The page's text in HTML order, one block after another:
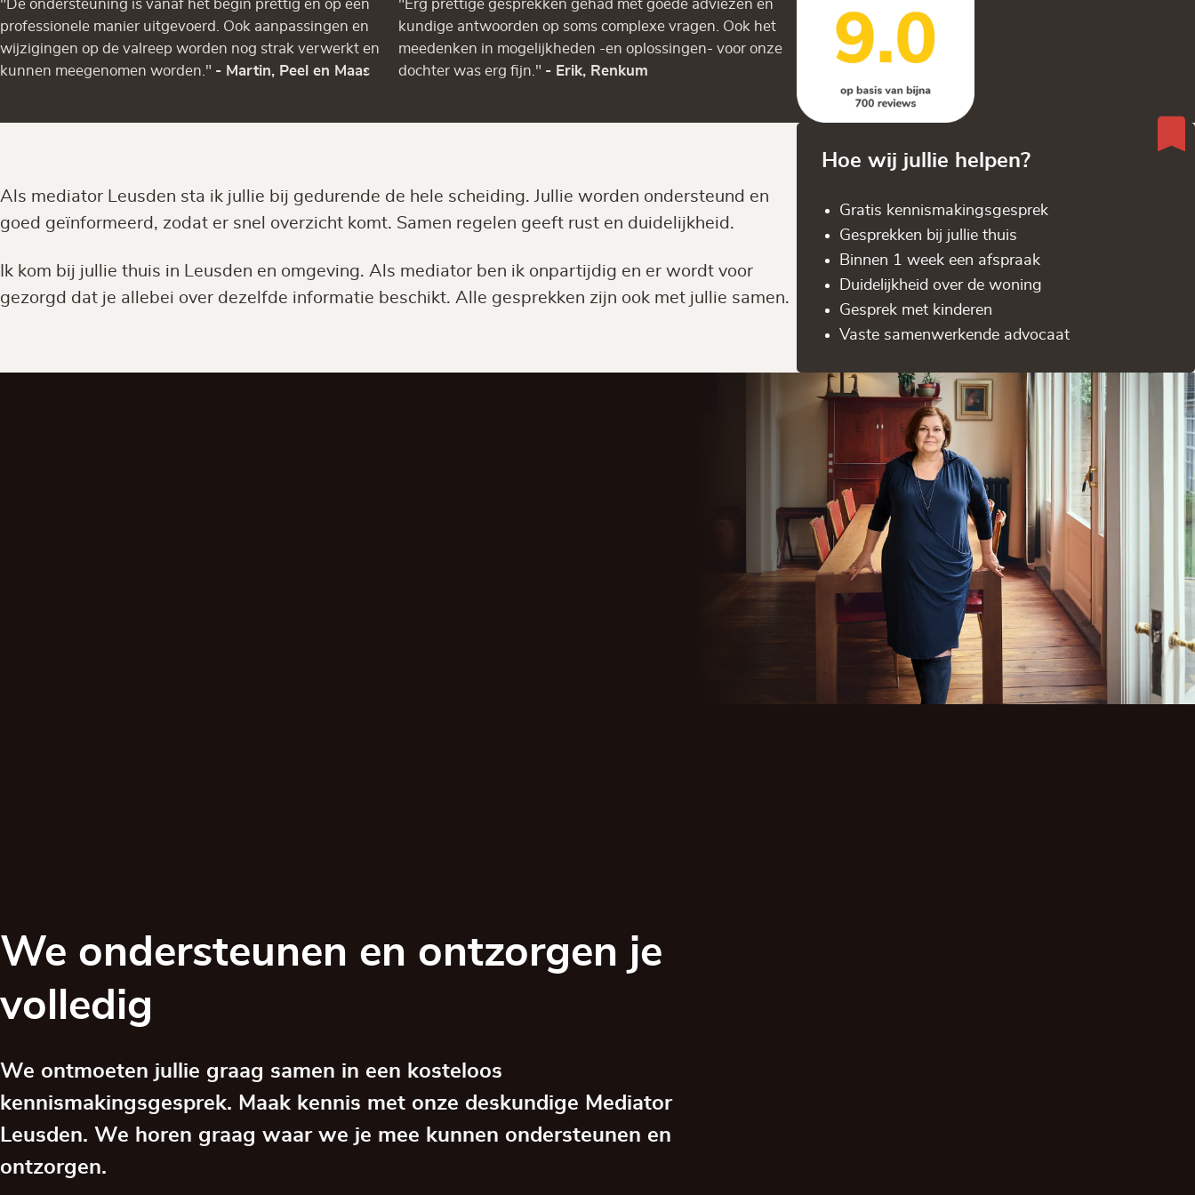
"De ondersteuning is vanaf het begin prettig en op een
professionele manier uitgevoerd. Ook aanpassingen en
wijzigingen op de valreep worden nog strak verwerkt en
kunnen meegenomen worden." - Martin, Peel en Maas
"Erg prettige gesprekken gehad met goede adviezen en
kundige antwoorden op soms complexe vragen. Ook het
meedenken in mogelijkheden -en oplossingen- voor onze
dochter was erg fijn." - Erik, Renkum
Als mediator Leusden sta ik jullie bij gedurende de hele scheiding. Jullie worden ondersteund en
goed geïnformeerd, zodat er snel overzicht komt. Samen regelen geeft rust en duidelijkheid.
Ik kom bij jullie thuis in Leusden en omgeving. Als mediator ben ik onpartijdig en er wordt voor
gezorgd dat je allebei over dezelfde informatie beschikt. Alle gesprekken zijn ook met jullie samen.
Hoe wij jullie helpen?
Gratis kennis­makingsgesprek
Gesprekken bij jullie thuis
Binnen 1 week een afspraak
Duidelijkheid over de woning
Gesprek met kinderen
Vaste samenwerkende advocaat
We ondersteunen en ontzorgen je
volledig
We ontmoeten jullie graag samen in een kosteloos
kennismakingsgesprek. Maak kennis met onze deskundige Mediator
Leusden. We horen graag waar we je mee kunnen ondersteunen en
ontzorgen.